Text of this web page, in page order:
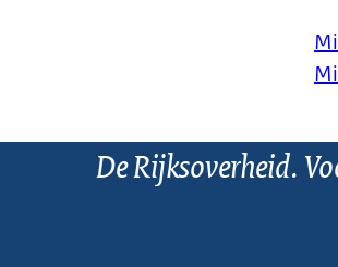
De Rijksoverheid.